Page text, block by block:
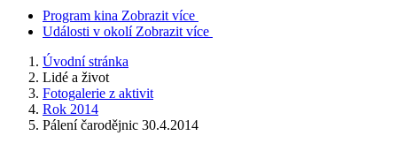
Program kina Zobrazit více
Události v okolí Zobrazit více
Úvodní stránka
Lidé a život
Fotogalerie z aktivit
Rok 2014
Pálení čarodějnic 30.4.2014